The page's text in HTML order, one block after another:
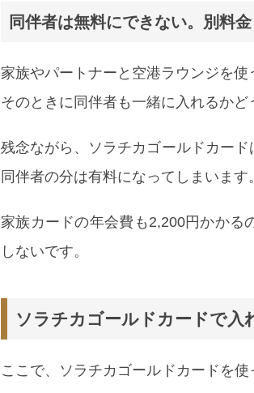
同伴者は無料にできない。別料金
家族やパートナーと空港ラウンジを使
そのときに同伴者も一緒に入れるかど
残念ながら、ソラチカゴールドカー
同伴者の分は有料になってしまいます。
家族カードの年会費も2,200円かかる
しないです。
ソラチカゴールドカードで入
ここで、ソラチカゴールドカードを